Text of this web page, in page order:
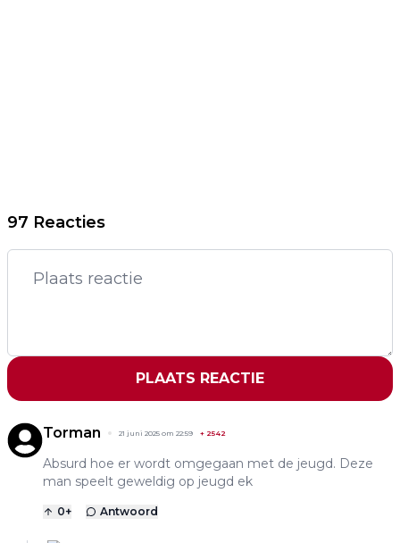
97 Reacties
PLAATS REACTIE
Torman 21 juni 2025 om 22:59 + 2542
Absurd hoe er wordt omgegaan met de jeugd. Deze
man speelt geweldig op jeugd ek
0+ Antwoord